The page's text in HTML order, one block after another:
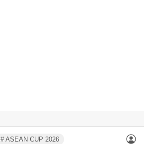
# ASEAN CUP 2026